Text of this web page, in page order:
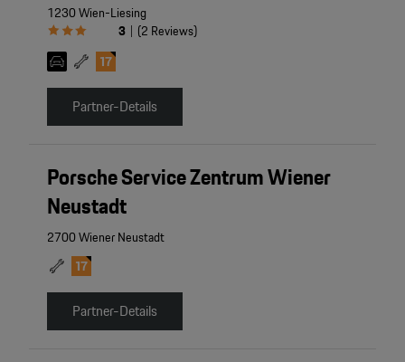
1230 Wien-Liesing
3 | (2 Reviews)
Partner-Details
Porsche Service Zentrum Wiener
Neustadt
2700 Wiener Neustadt
Partner-Details